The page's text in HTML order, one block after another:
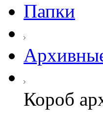
Папки
Короб